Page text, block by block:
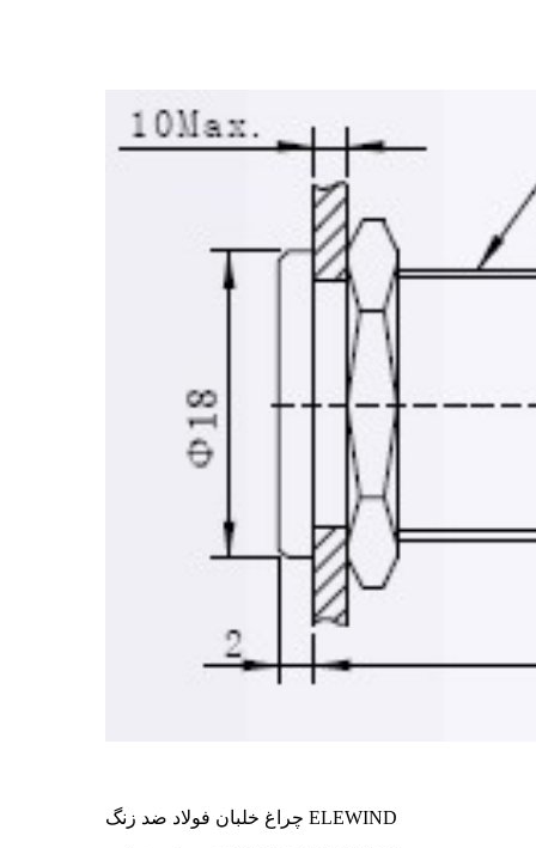
چراغ خلبان فولاد ضد زنگ ELEWIND